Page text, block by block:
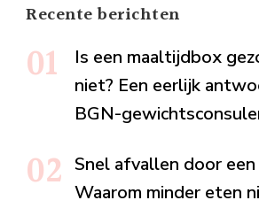
Recente berichten
Is een maaltijdbox
niet? Een eerlijk
BGN-
Snel afvallen door
Waarom minder eten